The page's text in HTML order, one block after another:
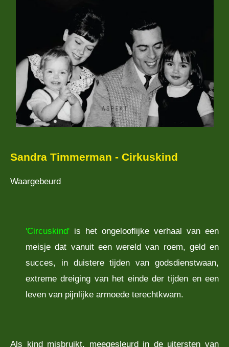
Sandra Timmerman - Cirkuskind
Waargebeurd
'Circuskind' is het ongelooflijke verhaal van een
meisje dat vanuit een wereld van roem, geld en
succes, in duistere tijden van godsdienstwaan,
extreme dreiging van het einde der tijden en een
leven van pijnlijke armoede terechtkwam.
Als kind misbruikt, meegesleurd in de uitersten van